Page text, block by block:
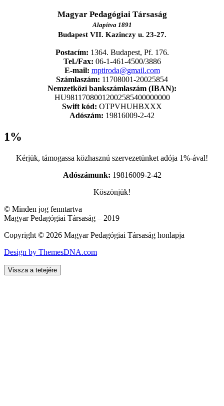
Magyar Pedagógiai Társaság
Alapítva 1891
Budapest VII. Kazinczy u. 23-27.
Postacím: 1364. Budapest, Pf. 176.
Tel./Fax: 06-1-461-4500/3886
E-mail: mptiroda@gmail.com
Számlaszám: 11708001-20025854
Nemzetközi bankszámlaszám (IBAN):
HU98117080012002585400000000
Swift kód: OTPVHUHBXXX
Adószám: 19816009-2-42
1%
Kérjük, támogassa közhasznú szervezetünket adója 1%-ával!
Adószámunk: 19816009-2-42
Köszönjük!
© Minden jog fenntartva
Magyar Pedagógiai Társaság – 2019
Copyright © 2026 Magyar Pedagógiai Társaság honlapja
Design by ThemesDNA.com
Vissza a tetejére